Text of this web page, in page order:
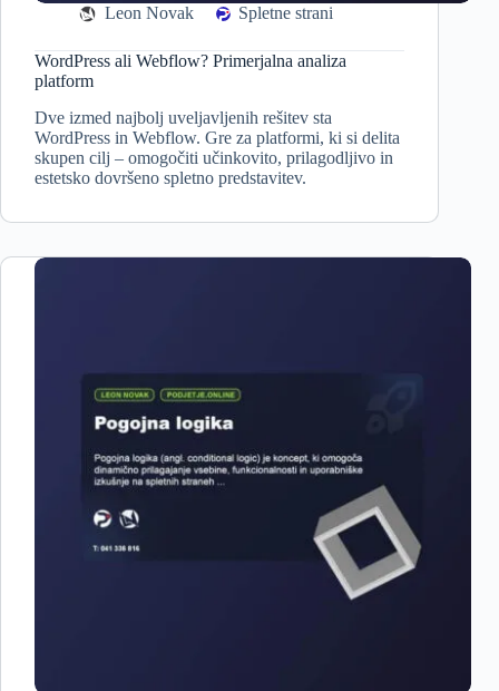
Leon Novak Spletne strani
WordPress ali Webflow? Primerjalna analiza
platform
Dve izmed najbolj uveljavljenih rešitev sta
WordPress in Webflow. Gre za platformi, ki si delita
skupen cilj – omogočiti učinkovito, prilagodljivo in
estetsko dovršeno spletno predstavitev.